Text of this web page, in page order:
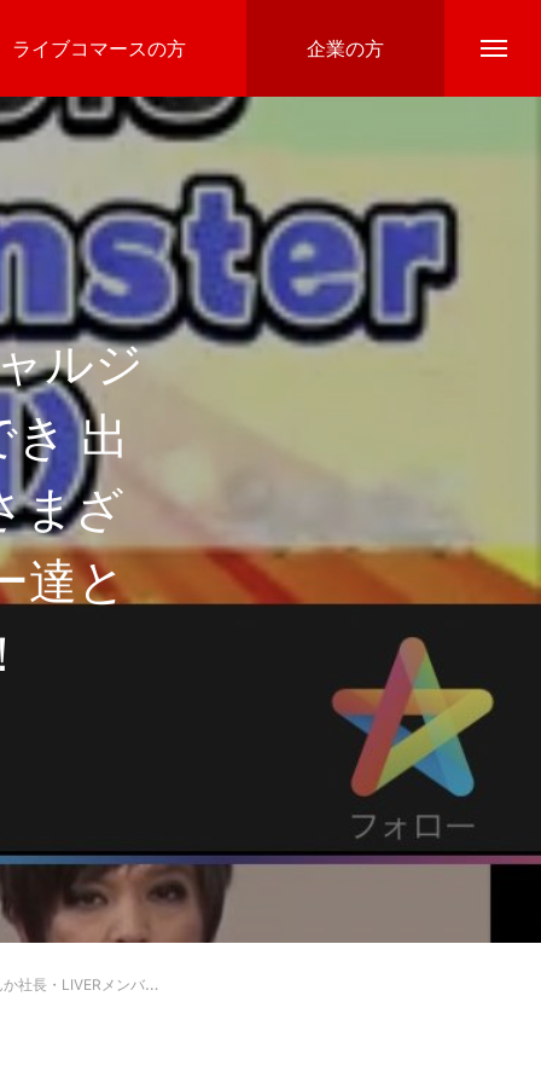
ライブコマースの方 企業の方
ルジ
出
まざ
達と
達とスキルやパフォーマンスを披露！